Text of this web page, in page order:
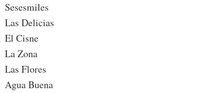
Sesesmiles
Las Delicias
El Cisne
La Zona
Las Flores
Agua Buena